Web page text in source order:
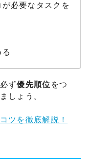
が必要なタスクを
ず優先順位 をつ
しょう。
ツを徹底解説！